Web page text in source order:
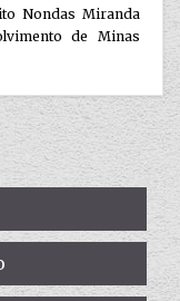
Nondas Miranda
de Minas